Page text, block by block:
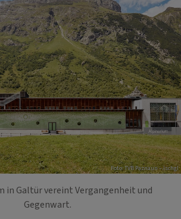
Foto: TVB Paznaun – Ischgl
in Galtür vereint Vergangenheit und
Gegenwart.